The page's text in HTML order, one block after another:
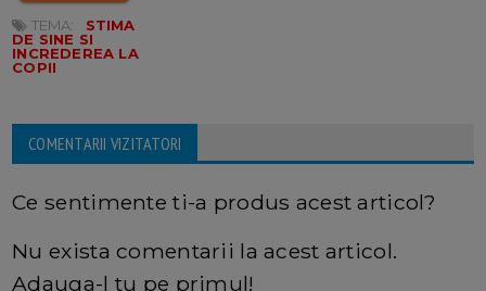
TEMA:
STIMA
DE SINE SI
INCREDEREA LA
COPII
COMENTARII VIZITATORI
Ce sentimente ti-a produs acest articol?
Nu exista comentarii la acest articol.
Adauga-l tu pe primul!